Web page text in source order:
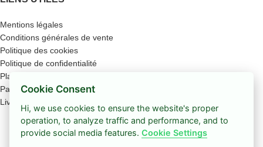
Mentions légales
Conditions générales de vente
Politique des cookies
Politique de confidentialité
Plan du site
Paiement sécurisé
Livraison
Boutique
Cookie Consent
Hi, we use cookies to ensure the website's proper
operation, to analyze traffic and performance, and to
provide social media features.Cookie Settings